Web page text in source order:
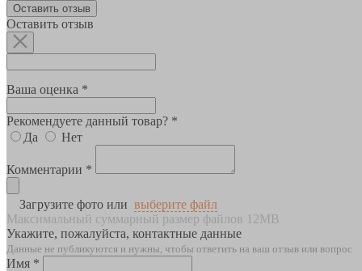
Оставить отзыв
Оставить отзыв
Ваша оценка *
Рекомендуете данный товар? *
Да
Нет
Комментарии *
Загрузите фото или выберите файл
Максимальный суммарный размер файлов 12MB
Укажите, пожалуйста, контактные данные
Данные не публикуются и нужны, чтобы ответить на ваш отзыв или вопрос
Имя *